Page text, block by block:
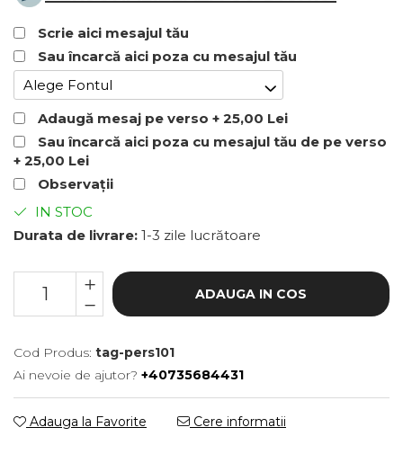
Bratari Baieti
Bratari Fete
Bratari Bff
TIPURI
Bratari din Piele
Bratari din Margele de Portelan
Bratari din Pietre Semipretioase
Bratari Zodii cu Dichis
Semipretioase
Bratari pentru Aromaterapie
Scrie aici mesajul tău
Sau încarcă aici poza cu mesajul tău
Alege Fontul
Adaugă mesaj pe verso + 25,00 Lei
Sau încarcă aici poza cu mesajul tău de pe verso
+ 25,00 Lei
Observații
IN STOC
Durata de livrare: 1-3 zile lucrătoare
ADAUGA IN COS
Cod Produs: tag-pers101
Ai nevoie de ajutor? +40735684431
Adauga la Favorite Cere informatii